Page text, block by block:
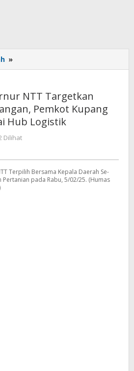
»
Gubernur
Swasembada
Pangan,
Pemkot
Dukung
Hub
Logistik
NTT Targetkan
Pemkot Kupang
Hub Logistik
Dilihat
Terpilih Bersama Kepala Daerah Se-
pada Rabu, 5/02/25. (Humas